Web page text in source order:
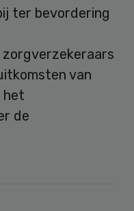
ter bevordering
van
het
de